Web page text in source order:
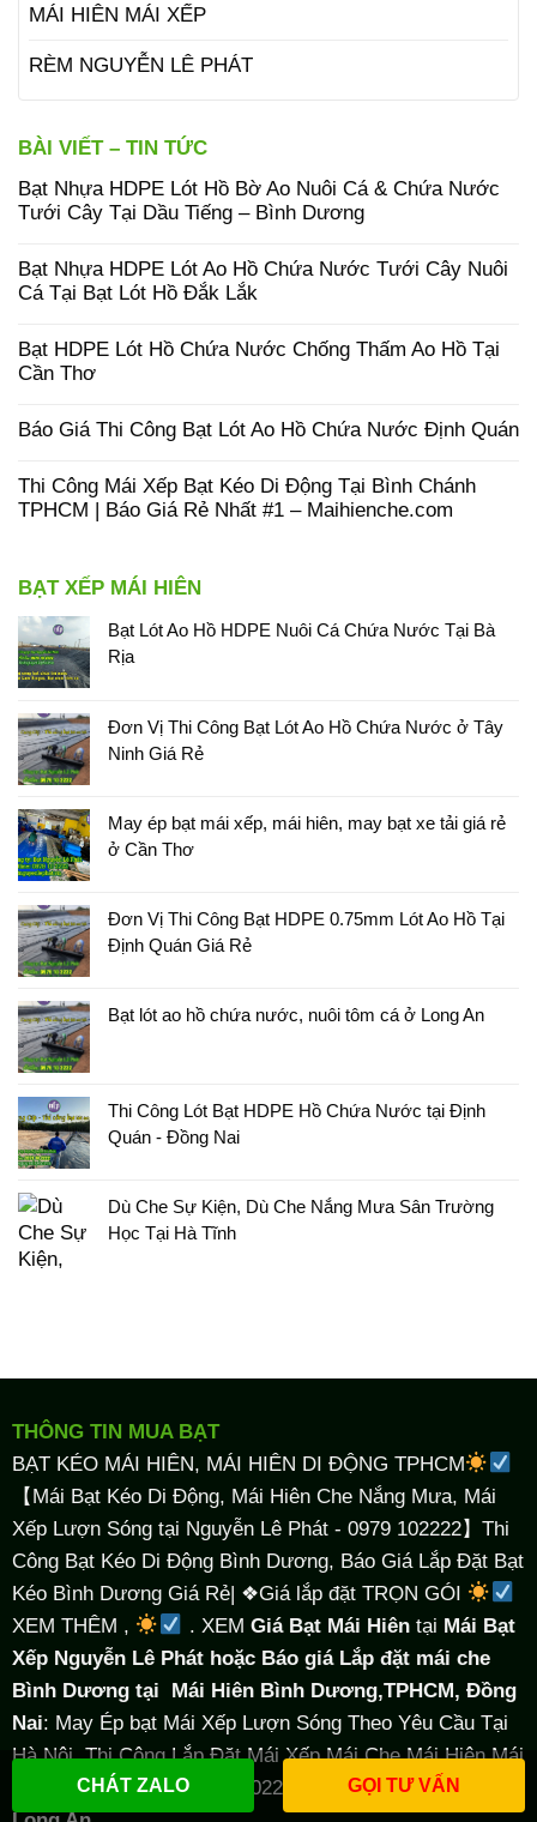
MÁI HIÊN MÁI XẾP
RÈM NGUYỄN LÊ PHÁT
BÀI VIẾT – TIN TỨC
Bạt Nhựa HDPE Lót Hồ Bờ Ao Nuôi Cá & Chứa Nước
Tưới Cây Tại Dầu Tiếng – Bình Dương
Bạt Nhựa HDPE Lót Ao Hồ Chứa Nước Tưới Cây Nuôi
Cá Tại Bạt Lót Hồ Đắk Lắk
Bạt HDPE Lót Hồ Chứa Nước Chống Thấm Ao Hồ Tại
Cần Thơ
Báo Giá Thi Công Bạt Lót Ao Hồ Chứa Nước Định Quán
Thi Công Mái Xếp Bạt Kéo Di Động Tại Bình Chánh
TPHCM | Báo Giá Rẻ Nhất #1 – Maihienche.com
BẠT XẾP MÁI HIÊN
Bạt Lót Ao Hồ HDPE Nuôi Cá Chứa Nước Tại Bà
Rịa
Đơn Vị Thi Công Bạt Lót Ao Hồ Chứa Nước ở Tây
Ninh Giá Rẻ
May ép bạt mái xếp, mái hiên, may bạt xe tải giá rẻ
ở Cần Thơ
Đơn Vị Thi Công Bạt HDPE 0.75mm Lót Ao Hồ Tại
Định Quán Giá Rẻ
Bạt lót ao hồ chứa nước, nuôi tôm cá ở Long An
Thi Công Lót Bạt HDPE Hồ Chứa Nước tại Định
Quán - Đồng Nai
Dù Che Sự Kiện, Dù Che Nắng Mưa Sân Trường
Học Tại Hà Tĩnh
THÔNG TIN MUA BẠT
BẠT KÉO MÁI HIÊN, MÁI HIÊN DI ĐỘNG TPHCM
【Mái Bạt Kéo Di Động, Mái Hiên Che Nắng Mưa, Mái
Xếp Lượn Sóng tại Nguyễn Lê Phát - 0979 102222】Thi
Công Bạt Kéo Di Động Bình Dương, Báo Giá Lắp Đặt Bạt
Kéo Bình Dương Giá Rẻ| ❖Giá lắp đặt TRỌN GÓI
XEM THÊM ,
. XEM Giá Bạt Mái Hiêntại Mái Bạt
Xếp Nguyễn Lê Phát hoặc Báo giá Lắp đặt mái che
Bình Dương tại Mái Hiên Bình Dương,TPHCM, Đồng
Nai: May Ép bạt Mái Xếp Lượn Sóng Theo Yêu Cầu Tại
Hà Nội, Thi Công Lắp Đặt Mái Xếp Mái Che Mái Hiên Mái
Bạt Kéo Biên Hòa ((0979 102222).
Bạt Kéo Che Nắng
CHÁT ZALO GỌI TƯ VẤN